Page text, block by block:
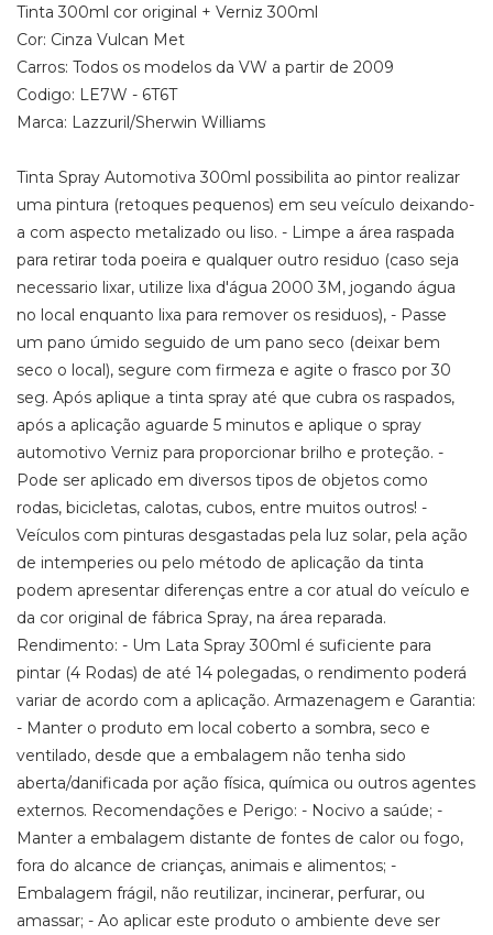
Tinta 300ml cor original + Verniz 300ml
Cor: Cinza Vulcan Met
Carros: Todos os modelos da VW a partir de 2009
Codigo: LE7W - 6T6T
Marca: Lazzuril/Sherwin Williams
Tinta Spray Automotiva 300ml possibilita ao pintor realizar
uma pintura (retoques pequenos) em seu veículo deixando-
a com aspecto metalizado ou liso. - Limpe a área raspada
para retirar toda poeira e qualquer outro residuo (caso seja
necessario lixar, utilize lixa d'água 2000 3M, jogando água
no local enquanto lixa para remover os residuos), - Passe
um pano úmido seguido de um pano seco (deixar bem
seco o local), segure com firmeza e agite o frasco por 30
seg. Após aplique a tinta spray até que cubra os raspados,
após a aplicação aguarde 5 minutos e aplique o spray
automotivo Verniz para proporcionar brilho e proteção. -
Pode ser aplicado em diversos tipos de objetos como
rodas, bicicletas, calotas, cubos, entre muitos outros! -
Veículos com pinturas desgastadas pela luz solar, pela ação
de intemperies ou pelo método de aplicação da tinta
podem apresentar diferenças entre a cor atual do veículo e
da cor original de fábrica Spray, na área reparada.
Rendimento: - Um Lata Spray 300ml é suficiente para
pintar (4 Rodas) de até 14 polegadas, o rendimento poderá
variar de acordo com a aplicação. Armazenagem e Garantia:
- Manter o produto em local coberto a sombra, seco e
ventilado, desde que a embalagem não tenha sido
aberta/danificada por ação física, química ou outros agentes
externos. Recomendações e Perigo: - Nocivo a saúde; -
Manter a embalagem distante de fontes de calor ou fogo,
fora do alcance de crianças, animais e alimentos; -
Embalagem frágil, não reutilizar, incinerar, perfurar, ou
amassar; - Ao aplicar este produto o ambiente deve ser